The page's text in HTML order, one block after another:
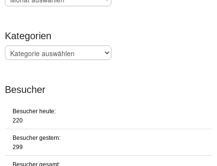
Kategorien
Kategorien
Besucher
Besucher heute:
220
Besucher gestern:
299
Besucher gesamt: